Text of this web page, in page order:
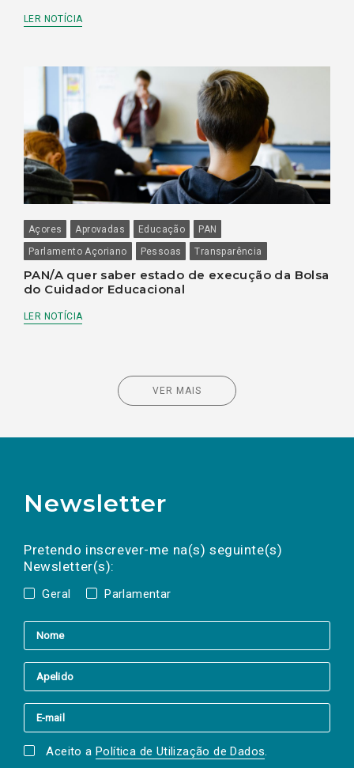
LER NOTÍCIA
Açores Aprovadas Educação
PAN
Parlamento Açoriano
Pessoas Transparência
PAN/A quer saber estado de execução da Bolsa
do Cuidador Educacional
LER NOTÍCIA
VER MAIS
Newsletter
Pretendo inscrever-me na(s) seguinte(s)
Newsletter(s):
Geral Parlamentar
a(s) newsletter(s).
mail
Aceito a Política de Utilização de Dados.